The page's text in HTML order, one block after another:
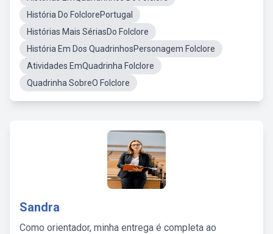
História Do FolclorePortugal
Histórias Mais SériasDo Folclore
História Em Dos QuadrinhosPersonagem Folclore
Atividades EmQuadrinha Folclore
Quadrinha SobreO Folclore
Sandra
Como orientador, minha entrega é completa ao